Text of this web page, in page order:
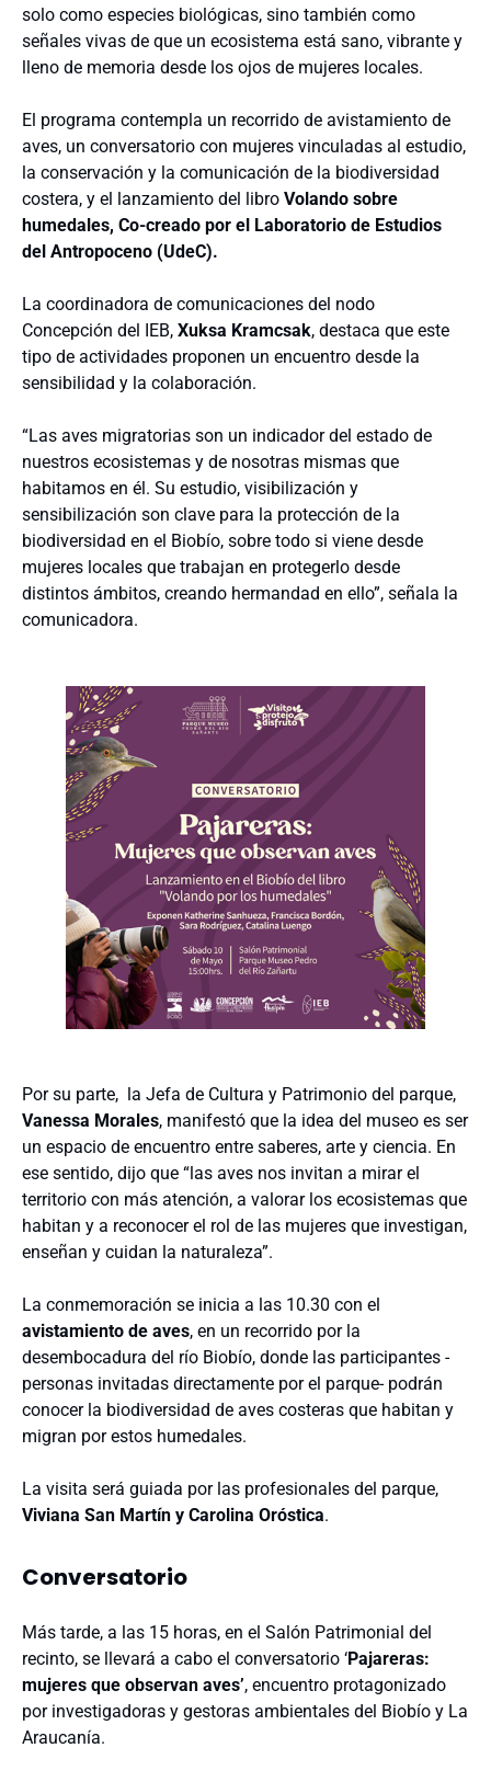
solo como especies biológicas, sino también como
señales vivas de que un ecosistema está sano, vibrante y
lleno de memoria desde los ojos de mujeres locales.
El programa contempla un recorrido de avistamiento de
aves, un conversatorio con mujeres vinculadas al estudio,
la conservación y la comunicación de la biodiversidad
costera, y el lanzamiento del libro Volando sobre
humedales, Co-creado por el Laboratorio de Estudios
del Antropoceno (UdeC).
La coordinadora de comunicaciones del nodo
Concepción del IEB, Xuksa Kramcsak, destaca que este
tipo de actividades proponen un encuentro desde la
sensibilidad y la colaboración.
“Las aves migratorias son un indicador del estado de
nuestros ecosistemas y de nosotras mismas que
habitamos en él. Su estudio, visibilización y
sensibilización son clave para la protección de la
biodiversidad en el Biobío, sobre todo si viene desde
mujeres locales que trabajan en protegerlo desde
distintos ámbitos, creando hermandad en ello”, señala la
comunicadora.
Por su parte, la Jefa de Cultura y Patrimonio del parque,
Vanessa Morales, manifestó que la idea del museo es ser
un espacio de encuentro entre saberes, arte y ciencia. En
ese sentido, dijo que “las aves nos invitan a mirar el
territorio con más atención, a valorar los ecosistemas que
habitan y a reconocer el rol de las mujeres que investigan,
enseñan y cuidan la naturaleza”.
La conmemoración se inicia a las 10.30 con el
avistamiento de aves, en un recorrido por la
desembocadura del río Biobío, donde las participantes -
personas invitadas directamente por el parque- podrán
conocer la biodiversidad de aves costeras que habitan y
migran por estos humedales.
La visita será guiada por las profesionales del parque,
Viviana San Martín y Carolina Oróstica.
Conversatorio
Más tarde, a las 15 horas, en el Salón Patrimonial del
recinto, se llevará a cabo el conversatorio ‘Pajareras:
mujeres que observan aves’, encuentro protagonizado
por investigadoras y gestoras ambientales del Biobío y La
Araucanía.